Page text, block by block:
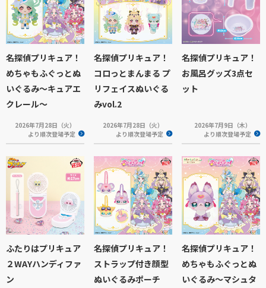
名探偵プリキュア！
めちゃもふぐっとぬ
いぐるみ～キュアエ
クレール～
2026年7月28日（火）
より順次登場予定
名探偵プリキュア！
コロっとまんまる プ
リフェイスぬいぐる
みvol.2
2026年7月28日（火）
より順次登場予定
名探偵プリキュア！
お風呂グッズ3点セ
ット
2026年7月9日（木）
より順次登場予定
ふたりはプリキュア
２WAYハンディファ
ン
名探偵プリキュア！
ストラップ付き顔型
ぬいぐるみポーチ
名探偵プリキュア！
めちゃもふぐっとぬ
いぐるみ～マシュタ